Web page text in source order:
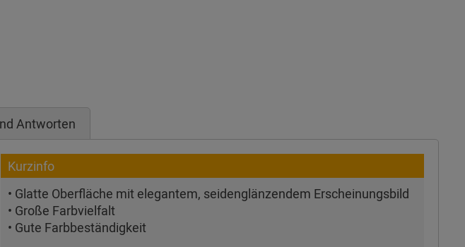
Antworten
Kurzinfo
• Glatte Oberfläche mit elegantem, seidenglänzendem Erscheinungsbild
• Große Farbvielfalt
• Gute Farbbeständigkeit